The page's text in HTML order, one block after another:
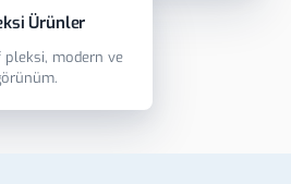
Ürünler
pleksi, modern ve